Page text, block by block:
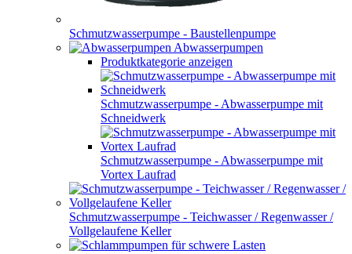
Schmutzwasserpumpe - Baustellenpumpe
Abwasserpumpen
Produktkategorie anzeigen
Schmutzwasserpumpe - Abwasserpumpe mit
Schneidwerk
Schmutzwasserpumpe - Abwasserpumpe mit
Vortex Laufrad
Schmutzwasserpumpe - Teichwasser / Regenwasser /
Vollgelaufene Keller